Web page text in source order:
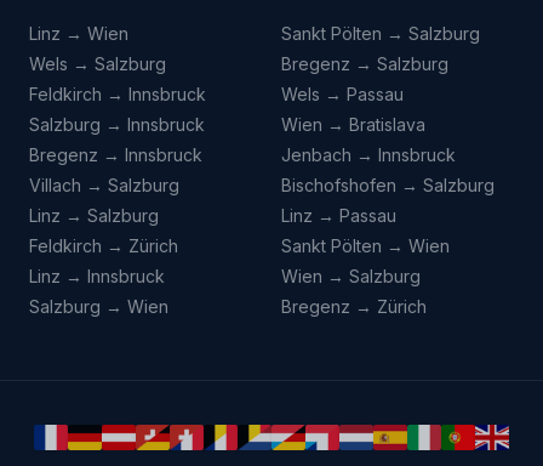
Linz → Wien
Wels → Salzburg
Feldkirch → Innsbruck
Salzburg → Innsbruck
Bregenz → Innsbruck
Villach → Salzburg
Linz → Salzburg
Feldkirch → Zürich
Linz → Innsbruck
Salzburg → Wien
Sankt Pölten → Salzburg
Bregenz → Salzburg
Wels → Passau
Wien → Bratislava
Jenbach → Innsbruck
Bischofshofen → Salzburg
Linz → Passau
Sankt Pölten → Wien
Wien → Salzburg
Bregenz → Zürich